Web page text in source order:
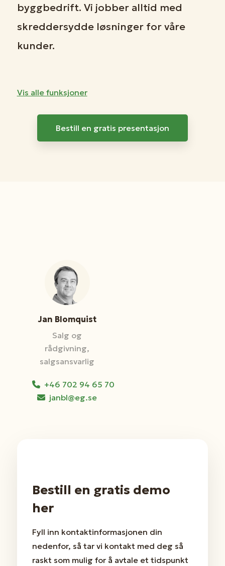
byggbedrift. Vi jobber alltid med
skreddersydde løsninger for våre
kunder.
Vis alle funksjoner
Bestill en gratis presentasjon
Jan Blomquist
Salg og
rådgivning,
salgsansvarlig
+46 702 94 65 70
janbl@eg.se
Bestill en gratis demo
her
Fyll inn kontaktinformasjonen din
nedenfor, så tar vi kontakt med deg så
raskt som mulig for å avtale et tidspunkt